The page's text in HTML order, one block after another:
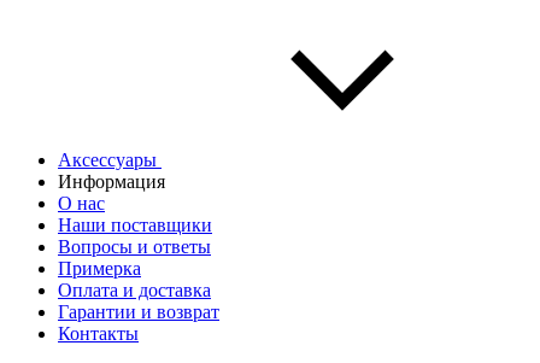
Аксессуары
Информация
О нас
Наши поставщики
Вопросы и ответы
Примерка
Оплата и доставка
Гарантии и возврат
Контакты